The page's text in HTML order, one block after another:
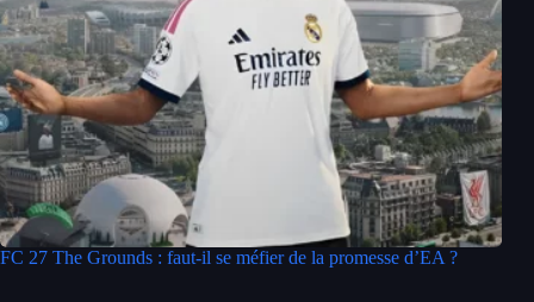
FC 27 The Grounds : faut-il se méfier de la promesse d’EA ?